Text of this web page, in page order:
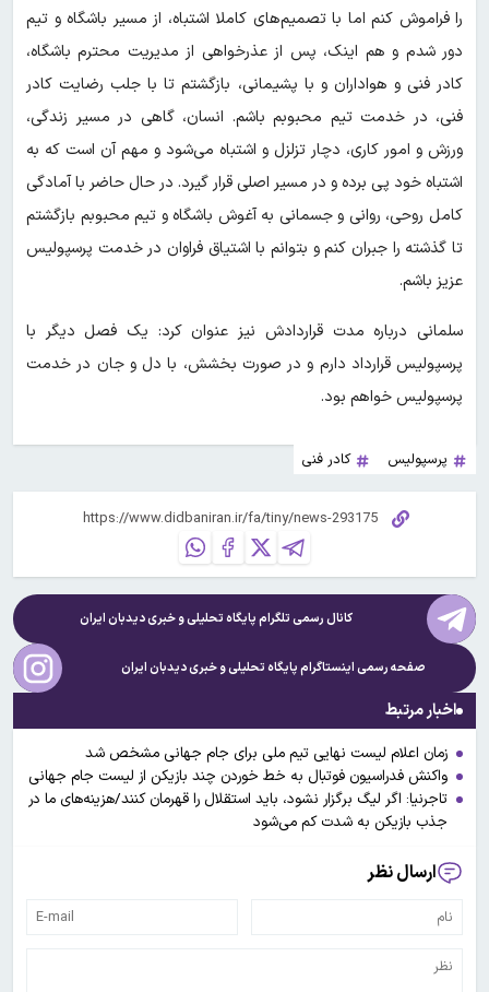
را فراموش کنم اما با تصمیم‌های کاملا اشتباه، از مسیر باشگاه و تیم
دور شدم و هم اینک، پس از عذرخواهی از مدیریت محترم باشگاه،
کادر فنی و هواداران و با پشیمانی، بازگشتم تا با جلب رضایت کادر
فنی، در خدمت تیم محبوبم باشم. انسان، گاهی در مسیر زندگی،
ورزش و امور کاری، دچار تزلزل و اشتباه می‌شود و مهم آن است که به
اشتباه خود پی برده و در مسیر اصلی قرار گیرد. در حال حاضر با آمادگی
کامل روحی، روانی و جسمانی به آغوش باشگاه و تیم محبوبم بازگشتم
تا گذشته را جبران کنم و بتوانم با اشتیاق فراوان در خدمت پرسپولیس
عزیز باشم.
سلمانی درباره مدت قراردادش نیز عنوان کرد: یک فصل دیگر با
پرسپولیس قرارداد دارم و در صورت بخشش، با دل و جان در خدمت
پرسپولیس خواهم بود.
پرسپولیس کادر فنی
کانال رسمی تلگرام پایگاه تحلیلی و خبریدیدبان ایران
صفحه رسمی اینستاگرام پایگاه تحلیلی و خبریدیدبان ایران
اخبار مرتبط
زمان اعلام لیست نهایی تیم ملی برای جام جهانی مشخص شد
واکنش فدراسیون فوتبال به خط خوردن چند بازیکن از لیست جام جهانی
تاجرنیا: اگر لیگ برگزار نشود، باید استقلال را قهرمان کنند/هزینه‌های ما در
جذب بازیکن به شدت کم می‌شود
ارسال نظر